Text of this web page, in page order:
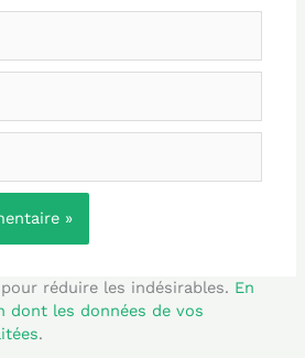
réduire les indésirables. En
dont les données de vos
.